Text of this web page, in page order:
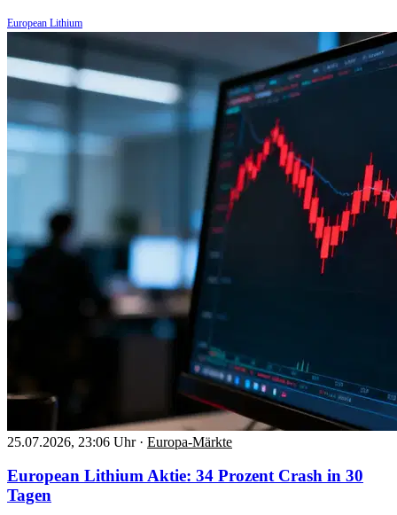
European Lithium
25.07.2026, 23:06 Uhr · Europa-Märkte
European Lithium Aktie: 34 Prozent Crash in 30
Tagen